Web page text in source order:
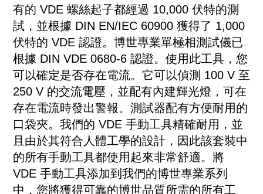
有的 VDE 螺絲起子都經過 10,000 伏特的測
試，並根據 DIN EN/IEC 60900 獲得了 1,000
伏特的 VDE 認證。博世專業單極相測試儀已
根據 DIN VDE 0680-6 認證。使用此工具，您
可以確定是否存在電流。它可以偵測 100 V 至
250 V 的交流電壓，並配有內建輝光燈，可在
存在電流時發出警報。測試器配有方便耐用的
口袋夾。我們的 VDE 手動工具精確耐用，並
且由於其符合人體工學的設計，因此該套裝中
的所有手動工具都使用起來非常舒適。將
VDE 手動工具添加到我們的博世專業系列
中，您將獲得可靠的博世品質所需的所有工